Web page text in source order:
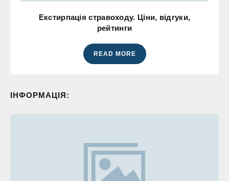
Екстирпація стравоходу. Ціни, відгуки,
рейтинги
READ MORE
ІНФОРМАЦІЯ: